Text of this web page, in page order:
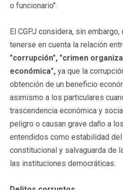
o funcionario".
El CGPJ considera, sin
tenerse en cuenta la relación
"corrupción", "crimen
económica", ya que la
obtención de un beneficio
asimismo a los particulares
trascendencia económica y
peligro o causan grave daño a
entendidos como estabilidad
constitucional y salvaguarda de
las instituciones democráticas.